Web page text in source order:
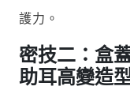
護力。
密技二：盒
助耳高變造